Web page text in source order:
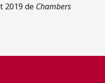
2019 de Chambers